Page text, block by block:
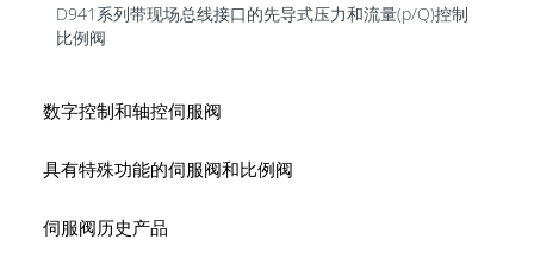
D941系列带现场总线接口的先导式压力和流量(p/Q)控制
比例阀
数字控制和轴控伺服阀
具有特殊功能的伺服阀和比例阀
伺服阀历史产品